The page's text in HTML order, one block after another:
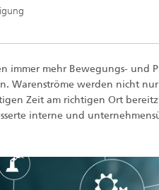
immer mehr Bewegungs- und
Warenströme werden nicht
Zeit am richtigen Ort
interne und